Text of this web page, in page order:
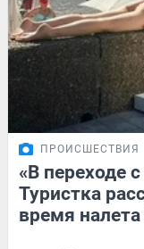
ПРОИСШЕСТВИЯ
«В переходе
Туристка
время